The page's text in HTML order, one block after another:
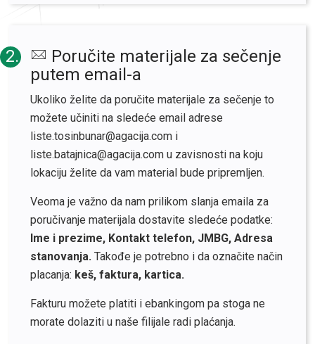
2.
Poručite materijale za sečenje
putem email-a
Ukoliko želite da poručite materijale za sečenje to
možete učiniti na sledeće email adrese
liste.tosinbunar@agacija.com i
liste.batajnica@agacija.com u zavisnosti na koju
lokaciju želite da vam material bude pripremljen.
Veoma je važno da nam prilikom slanja emaila za
poručivanje materijala dostavite sledeće podatke:
Ime i prezime, Kontakt telefon, JMBG, Adresa
stanovanja. Takođe je potrebno i da označite način
placanja: keš, faktura, kartica.
Fakturu možete platiti i ebankingom pa stoga ne
morate dolaziti u naše filijale radi plaćanja.